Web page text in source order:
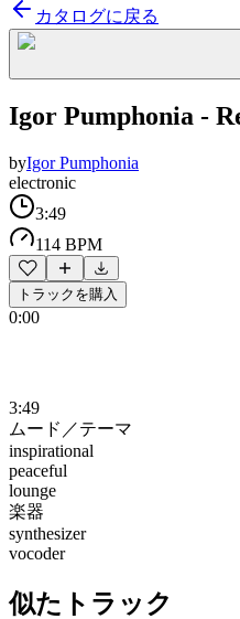
カタログに戻る
Igor Pumphonia -
byIgor Pumphonia
electronic
3:49
114 BPM
トラックを購入
0:00
3:49
ムード／テーマ
inspirational
peaceful
lounge
楽器
synthesizer
vocoder
似たトラック